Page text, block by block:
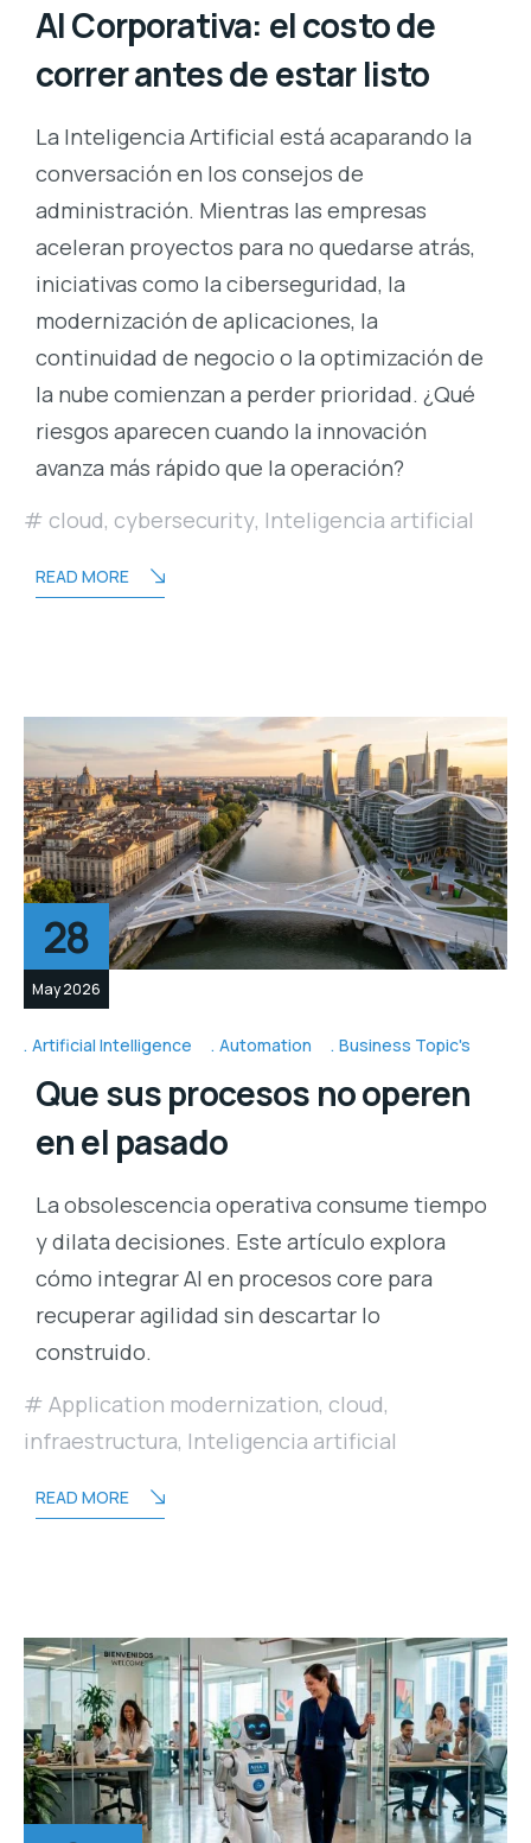
AI Corporativa: el costo de
correr antes de estar listo
La Inteligencia Artificial está acaparando la
conversación en los consejos de
administración. Mientras las empresas
aceleran proyectos para no quedarse atrás,
iniciativas como la ciberseguridad, la
modernización de aplicaciones, la
continuidad de negocio o la optimización de
la nube comienzan a perder prioridad. ¿Qué
riesgos aparecen cuando la innovación
avanza más rápido que la operación?
cloud, cybersecurity, Inteligencia artificial
READ MORE
28
May 2026
Artificial Intelligence Automation Business Topic's
Que sus procesos no operen
en el pasado
La obsolescencia operativa consume tiempo
y dilata decisiones. Este artículo explora
cómo integrar AI en procesos core para
recuperar agilidad sin descartar lo
construido.
Application modernization, cloud,
infraestructura, Inteligencia artificial
READ MORE